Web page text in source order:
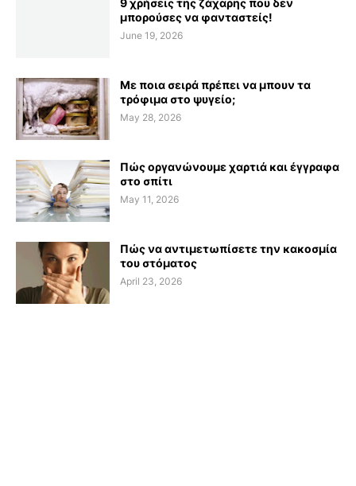
μπορούσες να φανταστείς!
June 19, 2026
Με ποια σειρά πρέπει να μπουν τα
τρόφιμα στο ψυγείο;
May 28, 2026
Πώς οργανώνουμε χαρτιά και έγγραφα
στο σπίτι
May 11, 2026
Πώς να αντιμετωπίσετε την κακοσμία
του στόματος
April 23, 2026